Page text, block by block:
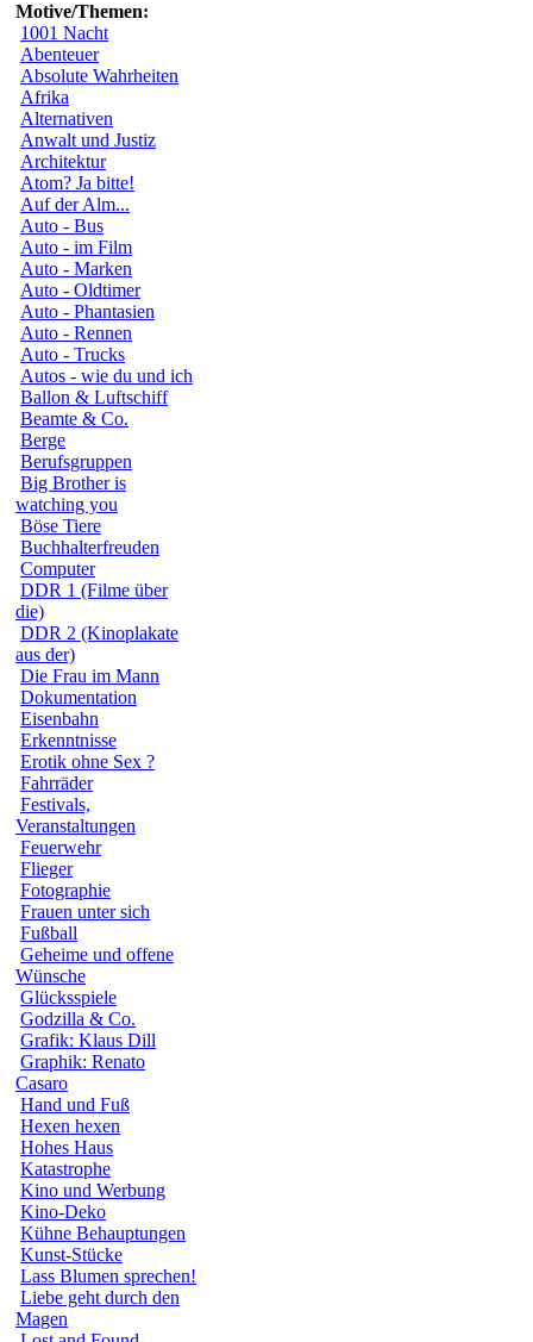
Motive/Themen:
1001 Nacht
Abenteuer
Absolute Wahrheiten
Afrika
Alternativen
Anwalt und Justiz
Architektur
Atom? Ja bitte!
Auf der Alm...
Auto - Bus
Auto - im Film
Auto - Marken
Auto - Oldtimer
Auto - Phantasien
Auto - Rennen
Auto - Trucks
Autos - wie du und ich
Ballon & Luftschiff
Beamte & Co.
Berge
Berufsgruppen
Big Brother is
watching you
Böse Tiere
Buchhalterfreuden
Computer
DDR 1 (Filme über
die)
DDR 2 (Kinoplakate
aus der)
Die Frau im Mann
Dokumentation
Eisenbahn
Erkenntnisse
Erotik ohne Sex ?
Fahrräder
Festivals,
Veranstaltungen
Feuerwehr
Flieger
Fotographie
Frauen unter sich
Fußball
Geheime und offene
Wünsche
Glücksspiele
Godzilla & Co.
Grafik: Klaus Dill
Graphik: Renato
Casaro
Hand und Fuß
Hexen hexen
Hohes Haus
Katastrophe
Kino und Werbung
Kino-Deko
Kühne Behauptungen
Kunst-Stücke
Lass Blumen sprechen!
Liebe geht durch den
Magen